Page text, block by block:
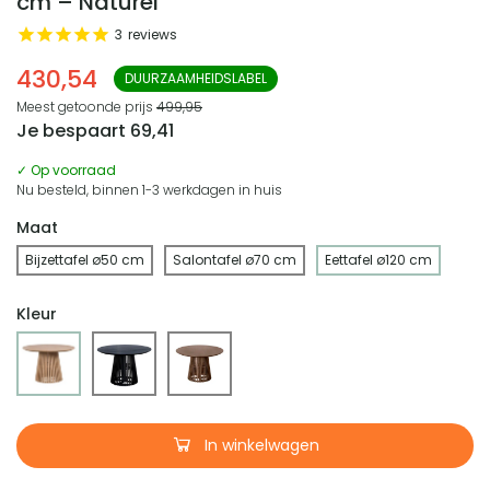
430,54 DUURZAAMHEIDSLABEL
3 reviews
Meest getoonde prijs 499,95
Je bespaart 69,41
✓ Op voorraad
Nu besteld, binnen 1-3 werkdagen in huis
Maat
Bijzettafel ø50 cm Salontafel ø70 cm Eettafel ø120 cm
Kleur
In winkelwagen